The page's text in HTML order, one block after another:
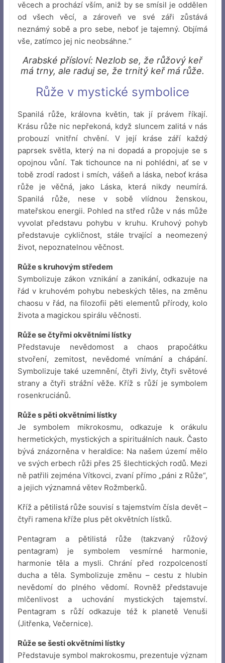
věcech a prochází vším, aniž by se smísil je oddělen
od všech věcí, a zároveň ve své záři zůstává
neznámý sobě a pro sebe, neboť je tajemný. Objímá
vše, zatímco jej nic neobsáhne.“
Arabské přísloví: Nezlob se, že růžový keř
má trny, ale raduj se, že trnitý keř má růže.
Růže v mystické symbolice
Spanilá růže, královna květin, tak jí právem říkají.
Krásu růže nic nepřekoná, když sluncem zalitá v nás
probouzí vnitřní chvění. V její kráse září každý
paprsek světla, který na ni dopadá a propojuje se s
opojnou vůní. Tak tichounce na ni pohlédni, ať se v
tobě zrodí radost i smích, vášeň a láska, neboť krása
růže je věčná, jako Láska, která nikdy neumírá.
Spanilá růže, nese v sobě vlídnou ženskou,
mateřskou energii. Pohled na střed růže v nás může
vyvolat představu pohybu v kruhu. Kruhový pohyb
představuje cykličnost, stále trvající a neomezený
život, nepoznatelnou věčnost.
Růže s kruhovým středem
Symbolizuje zákon vznikání a zanikání, odkazuje na
řád v kruhovém pohybu nebeských těles, na změnu
chaosu v řád, na filozofii pěti elementů přírody, kolo
života a magickou spirálu věčnosti.
Růže se čtyřmi okvětními lístky
Představuje nevědomost a chaos prapočátku
stvoření, zemitost, nevědomé vnímání a chápání.
Symbolizuje také uzemnění, čtyři živly, čtyři světové
strany a čtyři strážní věže. Kříž s růží je symbolem
rosenkruciánů.
Růže s pěti okvětními lístky
Je symbolem mikrokosmu, odkazuje k orákulu
hermetických, mystických a spirituálních nauk. Často
bývá znázorněna v heraldice: Na našem území mělo
ve svých erbech růži přes 25 šlechtických rodů. Mezi
ně patřili zejména Vítkovci, zvaní přímo „páni z Růže“,
a jejich významná větev Rožmberků.
Kříž a pětilistá růže souvisí s tajemstvím čísla devět –
čtyři ramena kříže plus pět okvětních lístků.
Pentagram a pětilistá růže (takzvaný růžový
pentagram) je symbolem vesmírné harmonie,
harmonie těla a mysli. Chrání před rozpolceností
ducha a těla. Symbolizuje změnu – cestu z hlubin
nevědomí do plného vědomí. Rovněž představuje
mlčenlivost a uchování mystických tajemství.
Pentagram s růží odkazuje též k planetě Venuši
(Jitřenka, Večernice).
Růže se šesti okvětními lístky
Představuje symbol makrokosmu, prezentuje význam